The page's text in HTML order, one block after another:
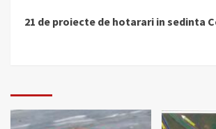
21 de proiecte de hotarari in sedinta